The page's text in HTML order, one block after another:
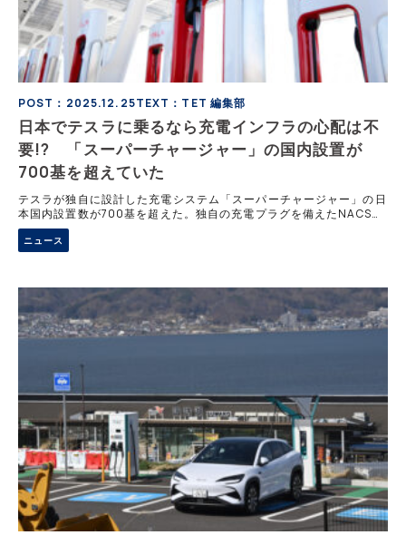
POST：2025.12.25TEXT：TET 編集部
日本でテスラに乗るなら充電インフラの心配は不
要!? 「スーパーチャージャー」の国内設置が
700基を超えていた
テスラが独自に設計した充電システム「スーパーチャージャー」の日
本国内設置数が700基を超えた。独自の充電プラグを備えたNACS規
格の充電システムは、最大250kWの高出力により15分で最大275㎞
分の充電が可能。テスラ車を積極的に選ぶ理由にもなっている。
2025年12月18日現在、国内141か所707基が稼働中だ。
ニュース